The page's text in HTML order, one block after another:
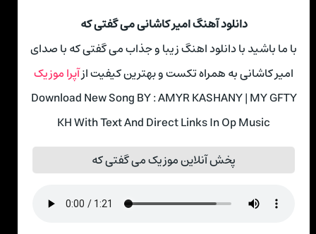
دانلود آهنگ امیر کاشانی می گفتی که
با ما باشید با دانلود اهنگ زیبا و جذاب می گفتی که با صدای
امیر کاشانی به همراه تکست و بهترین کیفیت ازآپرا موزیک
Download New Song BY : AMYR KASHANY | MY GFTY
KH With Text And Direct Links In Op Music
پخش آنلاین موزیک می گفتی که